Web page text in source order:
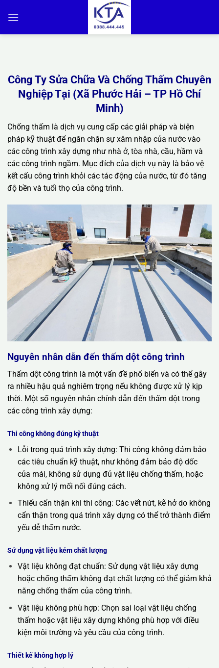
qua
Công Ty Sửa Chữa Và Chống Thấm Chuyên
Nghiệp Tại (Xã Phước Hải – TP Hồ Chí
Minh)
Chống thấm là dịch vụ cung cấp các giải pháp và biện
pháp kỹ thuật để ngăn chặn sự xâm nhập của nước vào
các công trình xây dựng như nhà ở, tòa nhà, cầu, hầm và
các công trình ngầm. Mục đích của dịch vụ này là bảo vệ
kết cấu công trình khỏi các tác động của nước, từ đó tăng
độ bền và tuổi thọ của công trình.
Nguyên nhân dẫn đến thấm dột công trình
Thấm dột công trình là một vấn đề phổ biến và có thể gây
ra nhiều hậu quả nghiêm trọng nếu không được xử lý kịp
thời. Một số nguyên nhân chính dẫn đến thấm dột trong
các công trình xây dựng:
Thi công không đúng kỹ thuật
Lỗi trong quá trình xây dựng: Thi công không đảm bảo
các tiêu chuẩn kỹ thuật, như không đảm bảo độ dốc
của mái, không sử dụng đủ vật liệu chống thấm, hoặc
không xử lý mối nối đúng cách.
Thiếu cẩn thận khi thi công: Các vết nứt, kẽ hở do không
cẩn thận trong quá trình xây dựng có thể trở thành điểm
yếu dễ thấm nước.
Sử dụng vật liệu kém chất lượng
Vật liệu không đạt chuẩn: Sử dụng vật liệu xây dựng
hoặc chống thấm không đạt chất lượng có thể giảm khả
năng chống thấm của công trình.
Vật liệu không phù hợp: Chọn sai loại vật liệu chống
thấm hoặc vật liệu xây dựng không phù hợp với điều
kiện môi trường và yêu cầu của công trình.
Thiết kế không hợp lý